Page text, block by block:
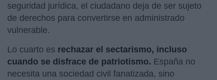
seguridad jurídica, el ciudadano deja de ser sujeto
de derechos para convertirse en administrado
vulnerable.
Lo cuarto es rechazar el sectarismo, incluso
cuando se disfrace de patriotismo. España no
necesita una sociedad civil fanatizada, sino